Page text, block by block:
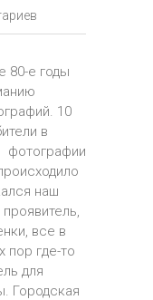
80-е годы
10
в
фотографии
наш
все в
пор где-то
для
Городская